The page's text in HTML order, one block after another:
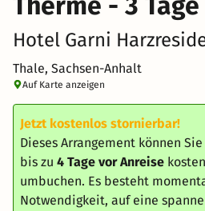
Hotel Garni
Thale, Sachsen-Anhalt
Auf Karte anzeigen
Jetzt kostenlos stornierbar!
Dieses Arrangement können
bis zu 4 Tage vor Anreise
umbuchen. Es besteht
Notwendigkeit, auf eine